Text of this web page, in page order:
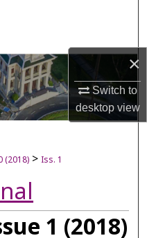
×
Switch to
desktopview
Network™
(2018) > Iss. 1
1 (2018)